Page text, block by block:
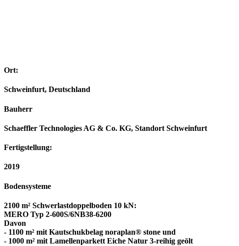
Ort:
Schweinfurt, Deutschland
Bauherr
Schaeffler Technologies AG & Co. KG, Standort Schweinfurt
Fertigstellung:
2019
Bodensysteme
2100 m² Schwerlastdoppelboden 10 kN:
MERO Typ 2-600S/6NB38-6200
Davon
- 1100 m² mit Kautschukbelag noraplan® stone und
- 1000 m² mit Lamellenparkett Eiche Natur 3-reihig geölt